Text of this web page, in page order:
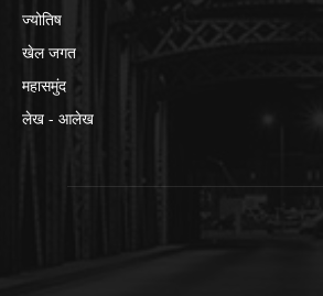
ज्योतिष
खेल जगत
महासमुंद
लेख - आलेख